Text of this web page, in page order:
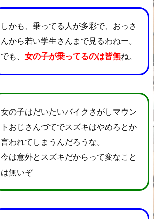
しかも、乗ってる人が多彩で、おっさ
んから若い学生さんまで見るわねー。
でも、 女の子が乗ってるのは皆無ね。
女の子はだいたいバイクさがしマウン
トおじさんづてでスズキはやめろとか
言われてしまうんだろうな。
今は意外とスズキだからって変なこと
は無いぞ